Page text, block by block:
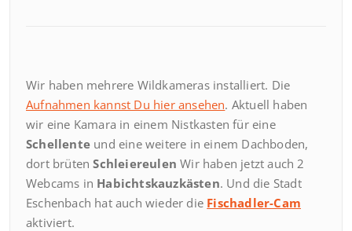
Wir haben mehrere Wildkameras installiert. Die
Aufnahmen kannst Du hier ansehen. Aktuell haben
wir eine Kamara in einem Nistkasten für eine
Schellente und eine weitere in einem Dachboden,
dort brütenSchleiereulen Wir haben jetzt auch 2
Webcams in Habichtskauzkästen. Und die Stadt
Eschenbach hat auch wieder die Fischadler-Cam
aktiviert.